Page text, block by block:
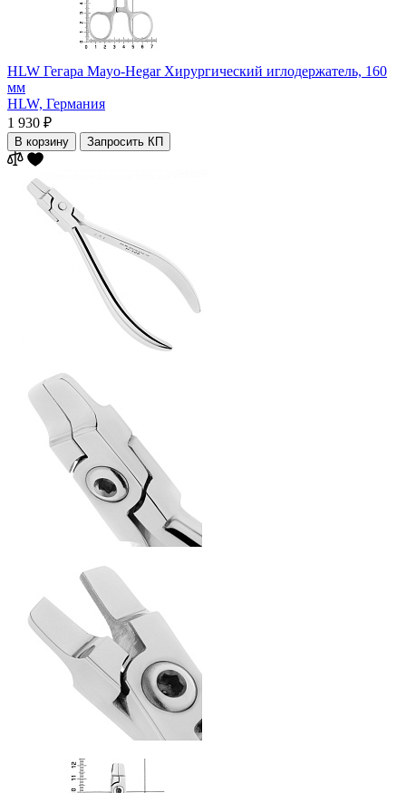
HLW Гегара Mayo-Hegar Хирургический иглодержатель, 160
мм
HLW, Германия
1 930 ₽
В корзину Запросить КП